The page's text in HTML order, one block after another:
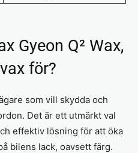
Gyeon Q² Wax,
för?
som vill skydda och
Det är ett utmärkt val
effektiv lösning för att öka
bilens lack, oavsett färg.